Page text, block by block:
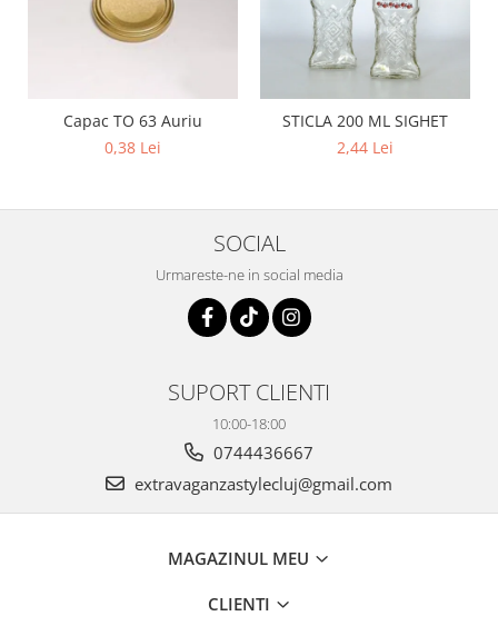
Capac TO 63 Auriu
0,38 Lei
STICLA 200 ML SIGHET
2,44 Lei
SOCIAL
Urmareste-ne in social media
SUPORT CLIENTI
10:00-18:00
0744436667
extravaganzastylecluj@gmail.com
MAGAZINUL MEU
CLIENTI